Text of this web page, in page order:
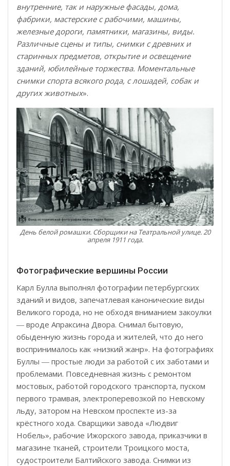
внутренние, так и наружные фасады, дома,
фабрики, мастерские с рабочими, машины,
железные дороги, памятники, магазины, виды.
Различные сцены и типы, снимки с древних и
старинных предметов, открытие и освещение
зданий, юбилейные торжества. Моментальные
снимки спорта всякого рода, с лошадей, собак и
других животных».
День белой ромашки. Сборщики на Театральной улице. 20
апреля 1911 года.
Фотографические вершины России
Карл Булла выполнял фотографии петербургских
зданий и видов, запечатлевая канонические виды
Великого города, но не обходя вниманием закоулки
― вроде Апраксина Двора. Снимал бытовую,
обыденную жизнь города и жителей, что до него
воспринималось как «низкий жанр». На фотографиях
Буллы ― простые люди за работой с их заботами и
проблемами. Повседневная жизнь с ремонтом
мостовых, работой городского транспорта, пуском
первого трамвая, электроперевозкой по Невскому
льду, затором на Невском проспекте из-за
крёстного хода. Сварщики завода «Людвиг
Нобель», рабочие Ижорского завода, приказчики в
магазине тканей, строители Троицкого моста,
судостроители Балтийского завода. Снимки из